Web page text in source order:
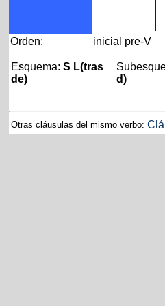
Orden: inicial pre-V
Esquema: S L(tras
de)
d)
Otras cláusulas del mismo verbo: